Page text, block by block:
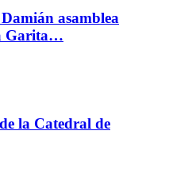
asamblea
Garita…
la Catedral de